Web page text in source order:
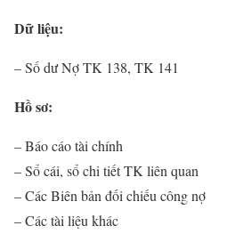
Dữ liệu:
– Số dư Nợ TK 138, TK 141
Hồ sơ:
– Báo cáo tài chính
– Sổ cái, sổ chi tiết TK liên quan
– Các Biên bản đối chiếu công nợ
– Các tài liệu khác